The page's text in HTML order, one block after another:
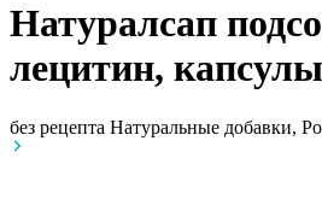
Натуралсап
лецитин, капсулы
без рецепта Натуральные добавки,